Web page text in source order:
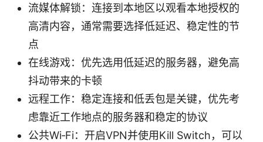
流媒体解锁：连接到本地区以观看本地授权的
高清内容，通常需要选择低延迟、稳定性的节
点
在线游戏：优先选用低延迟的服务器，避免高
抖动带来的卡顿
远程工作：稳定连接和低丢包是关键，优先考
虑靠近工作地点的服务器和稳定的协议
公共Wi‑Fi：开启VPN并使用Kill Switch，可以